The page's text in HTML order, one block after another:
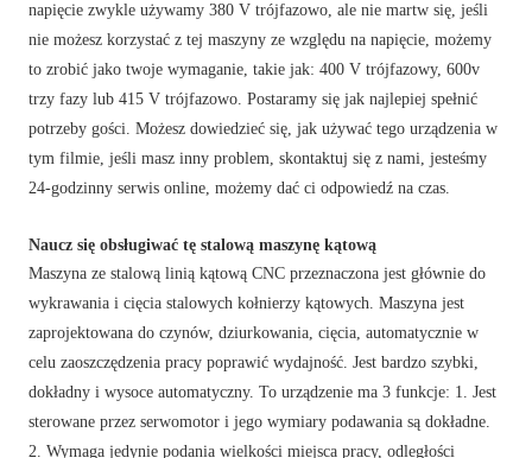
napięcie zwykle używamy 380 V trójfazowo, ale nie martw się, jeśli
nie możesz korzystać z tej maszyny ze względu na napięcie, możemy
to zrobić jako twoje wymaganie, takie jak: 400 V trójfazowy, 600v
trzy fazy lub 415 V trójfazowo. Postaramy się jak najlepiej spełnić
potrzeby gości. Możesz dowiedzieć się, jak używać tego urządzenia w
tym filmie, jeśli masz inny problem, skontaktuj się z nami, jesteśmy
24-godzinny serwis online, możemy dać ci odpowiedź na czas.
Naucz się obsługiwać tę stalową maszynę kątową
Maszyna ze stalową linią kątową CNC przeznaczona jest głównie do
wykrawania i cięcia stalowych kołnierzy kątowych. Maszyna jest
zaprojektowana do czynów, dziurkowania, cięcia, automatycznie w
celu zaoszczędzenia pracy poprawić wydajność. Jest bardzo szybki,
dokładny i wysoce automatyczny. To urządzenie ma 3 funkcje: 1. Jest
sterowane przez serwomotor i jego wymiary podawania są dokładne.
2. Wymaga jedynie podania wielkości miejsca pracy, odległości